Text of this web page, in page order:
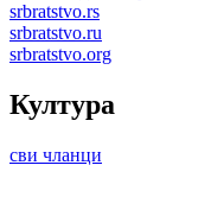
srbratstvo.rs
srbratstvo.ru
srbratstvo.org
Култура
сви чланци